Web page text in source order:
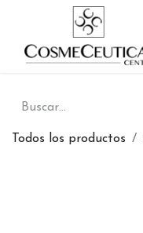
Todos los productos